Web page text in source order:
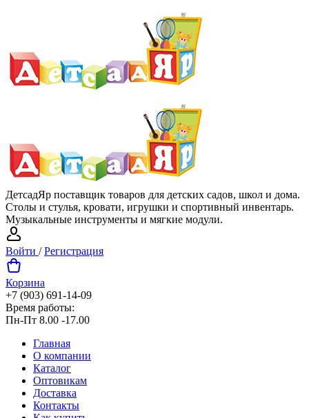
ДетсадЯр поставщик товаров для детских садов, школ и дома.
Столы и стулья, кровати, игрушки и спортивный инвентарь.
Музыкальные инструменты и мягкие модули.
Войти /Регистрация
Корзина
+7 (903) 691-14-09
Время работы:
Пн-Пт 8.00 -17.00
Главная
О компании
Каталог
Оптовикам
Доставка
Контакты